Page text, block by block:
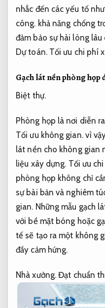
nhắc đến các yếu tố
công. khả năng chống
đảm bảo sự hài lòng lâu
Dự toán. Tối ưu chi phí
Gạch lát nền phòng họp
Biệt thự.
Phòng họp là nơi diễn
Tối ưu không gian.vì
lát nền cho không gian
liệu xây dựng. Tối ưu
phòng họp không chỉ
sự bài bản và nghiêm
gian. Những mẫu gạch
với bề mặt bóng hoặc
tế sẽ tạo ra một không
đầy cảm hứng.
Nhà xưởng. Đạt chuẩn